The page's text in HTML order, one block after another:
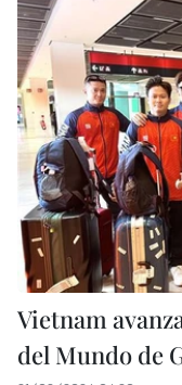
Vietnam
del Mundo de